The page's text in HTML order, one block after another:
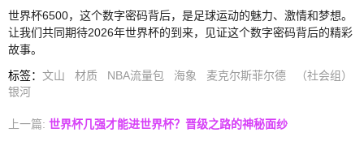
世界杯6500，这个数字密码背后，是足球运动的魅力、激情和梦想。
让我们共同期待2026年世界杯的到来，见证这个数字密码背后的精彩
故事。
标签： 文山 材质 NBA流量包 海象 麦克尔斯菲尔德
（社会组）
银河
上一篇: 世界杯几强才能进世界杯？晋级之路的神秘面纱